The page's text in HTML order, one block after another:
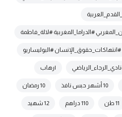
#الدراما_المغربية #لالة_فاطمة
#البوليساريو
|رهاب
10 أشهر حبس نافذ 10 رمضان
11 طن 110 دراهم 12 شهيد